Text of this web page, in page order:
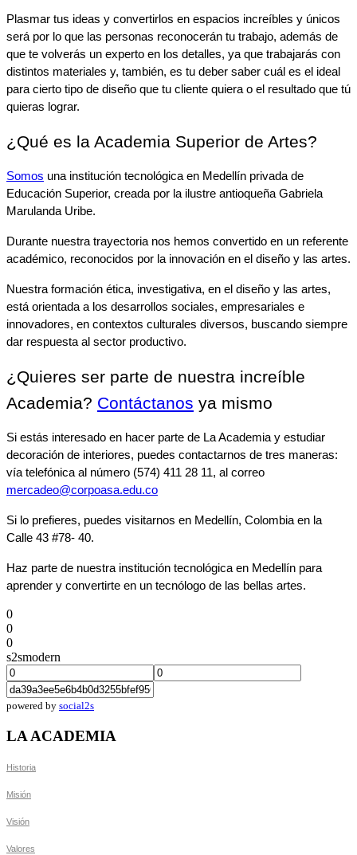
Plasmar tus ideas y convertirlos en espacios increíbles y únicos
será por lo que las personas reconocerán tu trabajo, además de
que te volverás un experto en los detalles, ya que trabajarás con
distintos materiales y, también, es tu deber saber cuál es el ideal
para cierto tipo de diseño que tu cliente quiera o el resultado que tú
quieras lograr.
¿Qué es la Academia Superior de Artes?
Somos una institución tecnológica en Medellín privada de
Educación Superior, creada por la ilustre antioqueña Gabriela
Marulanda Uribe.
Durante nuestra trayectoria nos hemos convertido en un referente
académico, reconocidos por la innovación en el diseño y las artes.
Nuestra formación ética, investigativa, en el diseño y las artes,
está orientada a los desarrollos sociales, empresariales e
innovadores, en contextos culturales diversos, buscando siempre
dar respuesta al sector productivo.
¿Quieres ser parte de nuestra increíble
Academia? Contáctanos ya mismo
Si estás interesado en hacer parte de La Academia y estudiar
decoración de interiores, puedes contactarnos de tres maneras:
mercadeo@corpoasa.edu.co
Si lo prefieres, puedes visitarnos en Medellín, Colombia en la
Calle 43 #78- 40.
Haz parte de nuestra institución tecnológica en Medellín para
aprender y convertirte en un tecnólogo de las bellas artes.
0
0
0
s2smodern
powered by social2s
LA ACADEMIA
Historia
Misión
Visión
Valores